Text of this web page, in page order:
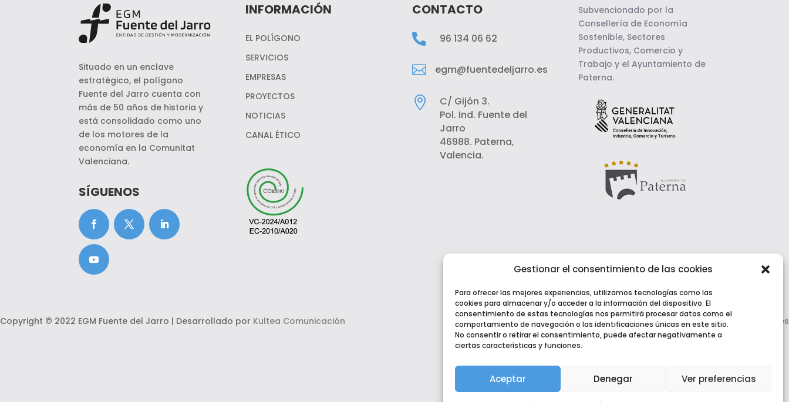
Gestionar el consentimiento de las cookies
Para ofrecer las mejores experiencias, utilizamos tecnologías como las
cookies para almacenar y/o acceder a la información del dispositivo. El
consentimiento de estas tecnologías nos permitirá procesar datos como el
comportamiento de navegación o las identificaciones únicas en este sitio.
No consentir o retirar el consentimiento, puede afectar negativamente a
ciertas características y funciones.
Aceptar Denegar Ver preferencias
Situado en un enclave
estratégico, el polígono
Fuente del Jarro cuenta con
más de 50 años de historia y
está consolidado como uno
de los motores de la
economía en la Comunitat
Valenciana.
SÍGUENOS
INFORMACIÓN
EL POLÍGONO
SERVICIOS
EMPRESAS
PROYECTOS
NOTICIAS
CANAL ÉTICO
CONTACTO
 96 134 06 62
 egm@fuentedeljarro.es

C/ Gijón 3.
Pol. Ind. Fuente del
Jarro
46988. Paterna,
Valencia.
Subvencionado por la
Consellería de Economía
Sostenible, Sectores
Productivos, Comercio y
Trabajo y el Ayuntamiento de
Paterna.
Copyright © 2022 EGM Fuente del Jarro | Desarrollado por Kultea Comunicación Aviso Legal|Política de Privacidad|Política de Cookies